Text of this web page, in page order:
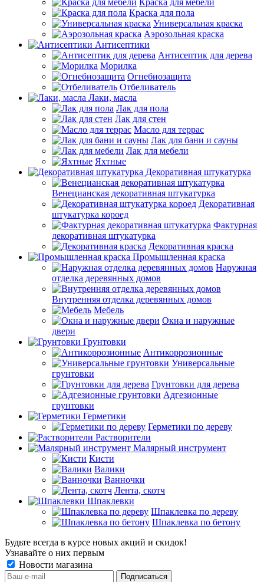
Краска для мебели
Краска для пола
Универсальная краска
Аэрозольная краска
Антисептики
Антисептик для дерева
Морилка
Огнебиозащита
Отбеливатель
Лаки, масла
Лак для пола
Лак для стен
Масло для террас
Лак для бани и сауны
Лак для мебели
Яхтные
Декоративная штукатурка
Венецианская декоративная штукатурка
Декоративная
штукатурка короед
Фактурная
декоративная штукатурка
Декоративная краска
Промышленная краска
Наружная
отделка деревянных домов
Внутренняя отделка деревянных домов
Мебель
Окна и наружные
двери
Грунтовки
Антикоррозионные
Универсальные
грунтовки
Грунтовки для дерева
Адгезионные
грунтовки
Герметики
Герметики по дереву
Растворители
Малярный инструмент
Кисти
Валики
Ванночки
Лента, скотч
Шпаклевки
Шпаклевка по дереву
Шпаклевка по бетону
Будьте всегда в курсе новых акций и скидок!
Узнавайте о них первым
Новости магазина